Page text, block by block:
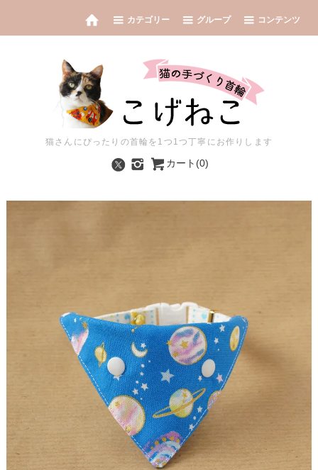
カテゴリー グループ コンテンツ
猫さんにぴったりの首輪を1つ1つ丁寧にお作りします
カート(0)